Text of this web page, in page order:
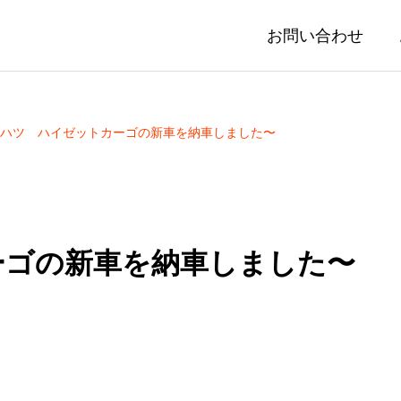
お問い合わせ
ツ ハイゼットカーゴの新車を納車しました〜
の新車を納車しました〜